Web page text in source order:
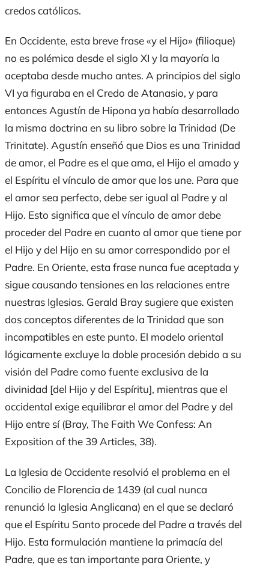
credos católicos.
En Occidente, esta breve frase «y el Hijo» (filioque)
no es polémica desde el siglo XI y la mayoría la
aceptaba desde mucho antes. A principios del siglo
VI ya figuraba en el Credo de Atanasio, y para
entonces Agustín de Hipona ya había desarrollado
la misma doctrina en su libro sobre la Trinidad (De
Trinitate). Agustín enseñó que Dios es una Trinidad
de amor, el Padre es el que ama, el Hijo el amado y
el Espíritu el vínculo de amor que los une. Para que
el amor sea perfecto, debe ser igual al Padre y al
Hijo. Esto significa que el vínculo de amor debe
proceder del Padre en cuanto al amor que tiene por
el Hijo y del Hijo en su amor correspondido por el
Padre. En Oriente, esta frase nunca fue aceptada y
sigue causando tensiones en las relaciones entre
nuestras Iglesias. Gerald Bray sugiere que existen
dos conceptos diferentes de la Trinidad que son
incompatibles en este punto. El modelo oriental
lógicamente excluye la doble procesión debido a su
visión del Padre como fuente exclusiva de la
divinidad [del Hijo y del Espíritu], mientras que el
occidental exige equilibrar el amor del Padre y del
Hijo entre sí (Bray, The Faith We Confess: An
Exposition of the 39 Articles, 38).
La Iglesia de Occidente resolvió el problema en el
Concilio de Florencia de 1439 (al cual nunca
renunció la Iglesia Anglicana) en el que se declaró
que el Espíritu Santo procede del Padre a través del
Hijo. Esta formulación mantiene la primacía del
Padre, que es tan importante para Oriente, y